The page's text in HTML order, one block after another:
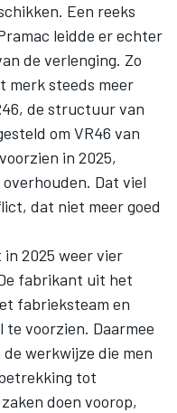
Een reeks
leidde er echter
de verlenging. Zo
merk steeds meer
de structuur van
om VR46 van
in 2025,
Dat viel
dat niet meer goed
2025 weer vier
fabrikant uit het
fabrieksteam en
voorzien. Daarmee
werkwijze die men
tot
doen voorop,